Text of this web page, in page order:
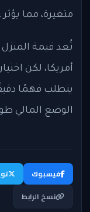
متغيرة، مما
تُعد قيمة
أمريكا، لكن
يتطلب فهمًا
الوضع المالي
فيسبوك
نسخ الرابط